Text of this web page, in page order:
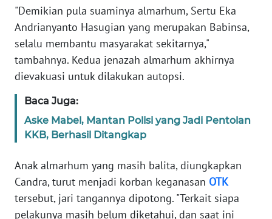
"Demikian pula suaminya almarhum, Sertu Eka
Andrianyanto Hasugian yang merupakan Babinsa,
selalu membantu masyarakat sekitarnya,"
tambahnya. Kedua jenazah almarhum akhirnya
dievakuasi untuk dilakukan autopsi.
Baca Juga:
Aske Mabel, Mantan Polisi yang Jadi Pentolan
KKB, Berhasil Ditangkap
Anak almarhum yang masih balita, diungkapkan
Candra, turut menjadi korban keganasan OTK
tersebut, jari tangannya dipotong. "Terkait siapa
pelakunya masih belum diketahui, dan saat ini
SUMUT
WN
JAKARTA
WN
JABAR
WN
BANTEN
WN
NTT